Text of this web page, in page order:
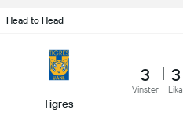
Head to Head
Tigres
3
Vinster
3
Lika